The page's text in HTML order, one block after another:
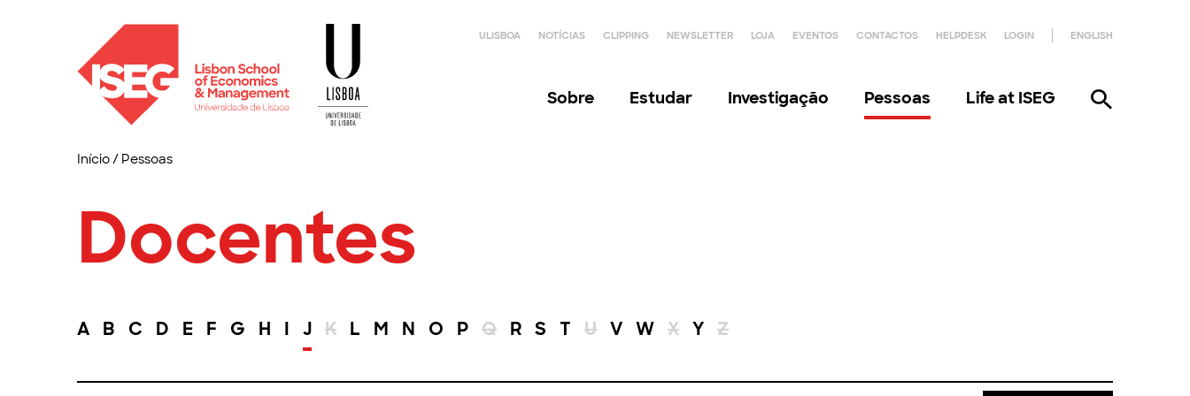
ULISBOA NOTÍCIAS CLIPPING NEWSLETTER LOJA EVENTOS CONTACTOS HELPDESK LOGIN ENGLISH
Sobre Estudar Investigação Pessoas Life at ISEG
Início/ Pessoas
Docentes
A B C D E F G H I J K L M N O P Q R S T U V W X Y Z